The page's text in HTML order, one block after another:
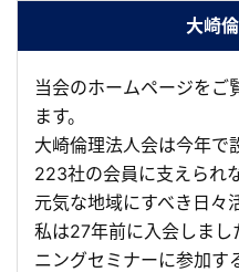
大崎
当会のホームページをご
ます。
大崎倫理法人会は今年で
223社の会員に支えられ
元気な地域にすべき日々
私は27年前に入会しま
ニングセミナーに参加す